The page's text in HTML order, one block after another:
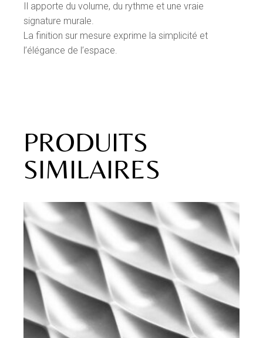
Il apporte du volume, du rythme et une vraie
signature murale.
La finition sur mesure exprime la simplicité et
l’élégance de l’espace.
PRODUITS
SIMILAIRES